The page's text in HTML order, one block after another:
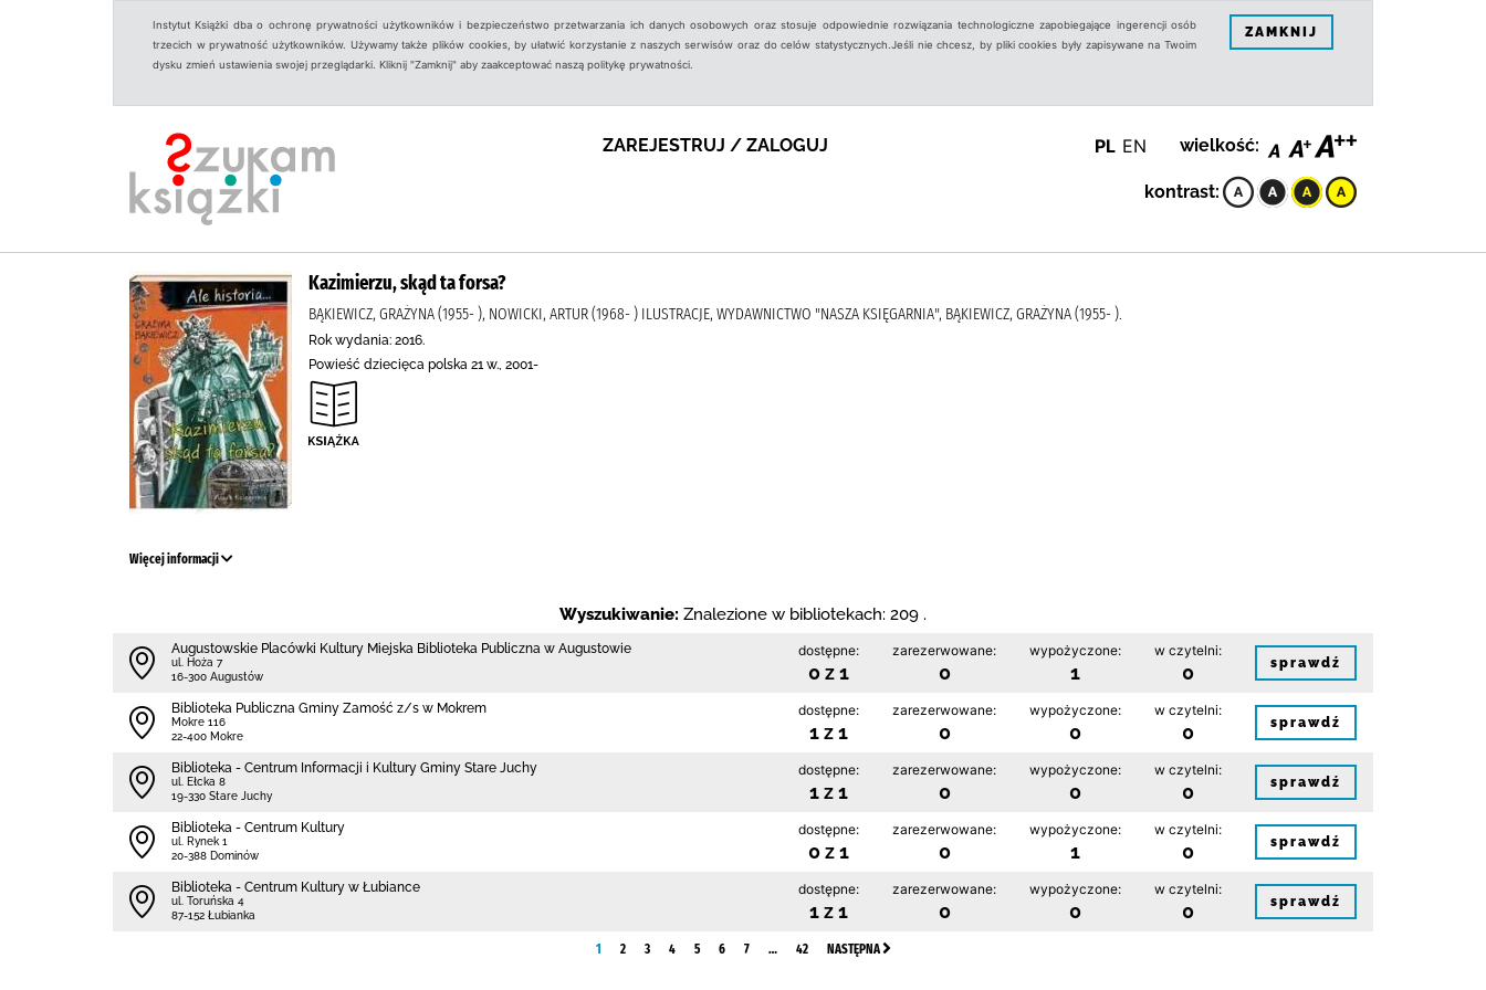
Instytut Książki dba o ochronę prywatności użytkowników i bezpieczeństwo przetwarzania ich danych osobowych oraz stosuje odpowiednie rozwiązania technologiczne zapobiegające ingerencji osób
trzecich w prywatność użytkowników. Używamy także plików cookies, by ułatwić korzystanie z naszych serwisów oraz do celów statystycznych.Jeśli nie chcesz, by pliki cookies były zapisywane na Twoim
dysku zmień ustawienia swojej przeglądarki. Kliknij "Zamknij" aby zaakceptować naszą politykę prywatności.
ZAMKNIJ
ZAREJESTRUJ / ZALOGUJ PL EN wielkość:
kontrast:
Kazimierzu, skąd ta forsa?
BĄKIEWICZ, GRAŻYNA (1955- ), NOWICKI, ARTUR (1968- ) ILUSTRACJE, WYDAWNICTWO "NASZA KSIĘGARNIA", BĄKIEWICZ, GRAŻYNA (1955- ).
Rok wydania: 2016.
Powieść dziecięca polska 21 w., 2001-
Więcej informacji
Wyszukiwanie: Znalezione w bibliotekach: 209 .
Augustowskie Placówki Kultury Miejska Biblioteka Publiczna w Augustowie
ul. Hoża 7
16-300 Augustów
dostępne:
0 z 1
zarezerwowane:
0
wypożyczone:
1
w czytelni:
0 sprawdź
Biblio­teka Publiczna Gminy Zamość z/s w Mokrem
Mokre 116
22-400 Mokre
dostępne:
1 z 1
zarezerwowane:
0
wypożyczone:
0
w czytelni:
0 sprawdź
Biblioteka - Centrum Informacji i Kultury Gminy Stare Juchy
ul. Ełcka 8
19-330 Stare Juchy
dostępne:
1 z 1
zarezerwowane:
0
wypożyczone:
0
w czytelni:
0 sprawdź
Biblioteka - Centrum Kultury
ul. Rynek 1
20-388 Dominów
dostępne:
0 z 1
zarezerwowane:
0
wypożyczone:
1
w czytelni:
0 sprawdź
Biblioteka - Centrum Kultury w Łubiance
ul. Toruńska 4
87-152 Łubianka
dostępne:
1 z 1
zarezerwowane:
0
wypożyczone:
0
w czytelni:
0 sprawdź
1 2 3 4 5 6 7 … 42 NASTĘPNA